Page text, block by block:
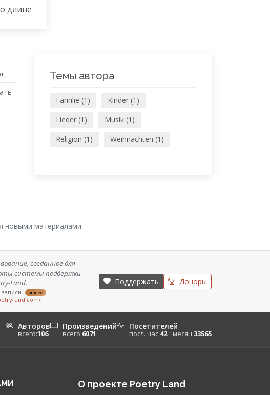
длине
Темы автора
Familie (1)
Kinder (1)
Lieder (1)
Musik (1)
Religion (1)
Weihnachten (1)
новыми материалами.
созданное для
системы поддержки
Land.
bronze
land.com/
Поддержать Доноры
Авторов
всего:106
Произведений
всего:6071
Посетителей
посл. час:42 | месяц:33565
О проекте Poetry Land